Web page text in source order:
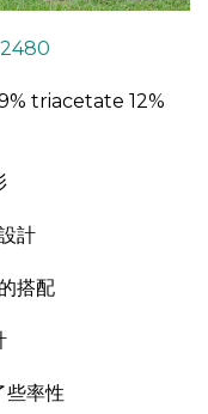
triacetate 12%
計
搭配
些率性